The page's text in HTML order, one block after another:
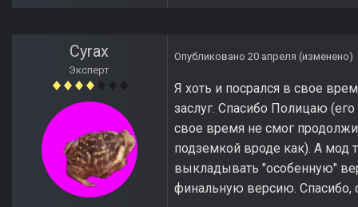
Cyrax
Эксперт
Опубликовано 20 апреля (изменено)
Я хоть и посрался в свое
заслуг. Спасибо Полицаю
свое время не смог
подземкой вроде как). А мод
выкладывать "особенную"
финальную версию. Спасибо,